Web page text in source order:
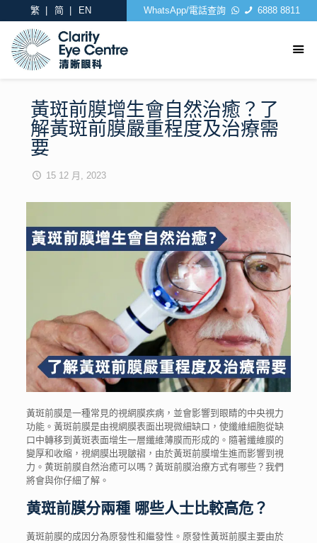
繁 简 EN WhatsApp/電話查詢 6888 8811
黃斑前膜增生會自然治癒？了
解黃斑前膜嚴重程度及治療需
要
15 12 月, 2023
黃斑前膜是一種常見的視網膜疾病，並會影響到眼睛的中央視力
功能。 黃斑前膜是由視網膜表面出現微細缺口，使纖維細胞從缺
口中轉移到黃斑表面增生一層纖維薄膜而形成的。隨著纖維膜的
變厚和收縮，視網膜出現皺褶，由於黃斑前膜增生進而影響到視
力。 黄斑前膜自然治癒可以嗎？ 黃斑前膜治療方式有哪些？我們
將會與你仔細了解。
黄斑前膜分兩種 哪些人士比較高危？
黃斑前膜的成因分為原發性和繼發性。原發性黃斑前膜主要由於